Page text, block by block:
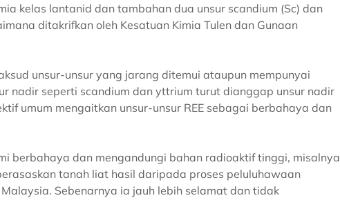
kelas lantanid dan tambahan dua unsur scandium (Sc) dan
ditakrifkan oleh Kesatuan Kimia Tulen dan Gunaan
unsur-unsur yang jarang ditemui ataupun mempunyai
nadir seperti scandium dan yttrium turut dianggap unsur nadir
umum mengaitkan unsur-unsur REE sebagai berbahaya dan
berbahaya dan mengandungi bahan radioaktif tinggi, misalnya
tanah liat hasil daripada proses peluluhawaan
Sebenarnya ia jauh lebih selamat dan tidak